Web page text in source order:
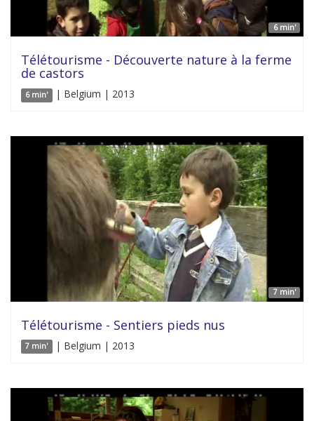
6 min'
Télétourisme - Découverte nature à la ferme
de castors
6 min' | Belgium | 2013
7 min'
Télétourisme - Sentiers pieds nus
7 min' | Belgium | 2013